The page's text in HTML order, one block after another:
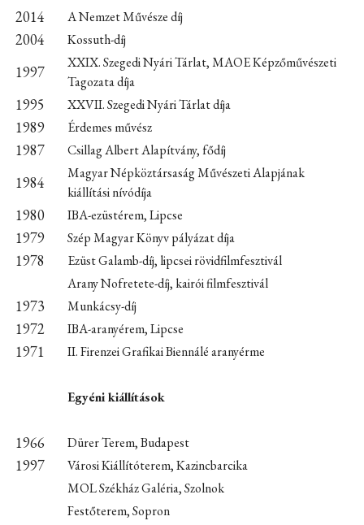
2014 A Nemzet Művésze díj
2004 Kossuth-díj
1997
XXIX. Szegedi Nyári Tárlat, MAOE Képzőművészeti
Tagozata díja
1995 XXVII. Szegedi Nyári Tárlat díja
1989 Érdemes művész
1987 Csillag Albert Alapítvány, fődíj
1984
Magyar Népköztársaság Művészeti Alapjának
kiállítási nívódíja
1980 IBA-ezüstérem, Lipcse
1979 Szép Magyar Könyv pályázat díja
1978
Ezüst Galamb-díj, lipcsei rövidfilmfesztivál
Arany Nofretete-díj, kairói filmfesztivál
1973 Munkácsy-díj
1972 IBA-aranyérem, Lipcse
1971 II. Firenzei Grafikai Biennálé aranyérme
Egyéni kiállítások
1966 Dürer Terem, Budapest
1997
Városi Kiállítóterem, Kazincbarcika
MOL Székház Galéria, Szolnok
Festőterem, Sopron